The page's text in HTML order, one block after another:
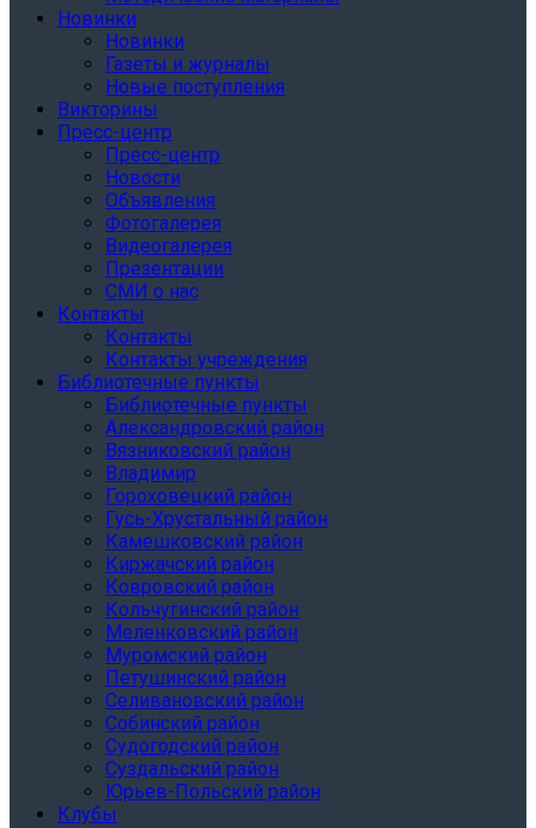
Новинки
Новинки
Газеты и журналы
Новые поступления
Викторины
Пресс-центр
Пресс-центр
Новости
Объявления
Фотогалерея
Видеогалерея
Презентации
СМИ о нас
Контакты
Контакты
Контакты учреждения
Библиотечные пункты
Библиотечные пункты
Александровский район
Вязниковский район
Владимир
Гороховецкий район
Гусь-Хрустальный район
Камешковский район
Киржачский район
Ковровский район
Кольчугинский район
Меленковский район
Муромский район
Петушинский район
Селивановский район
Собинский район
Судогодский район
Суздальский район
Юрьев-Польский район
Клубы